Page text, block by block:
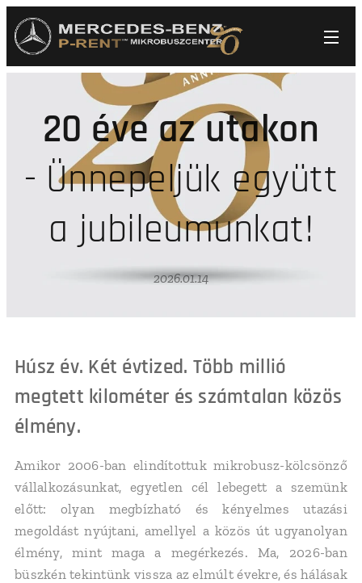
20 éve az utakon
- Ünnepeljük együtt
a jubileumunkat!
2026.01.14
Húsz év. Két évtized. Több millió
megtett kilométer és számtalan közös
élmény.
Amikor 2006-ban elindítottuk mikrobusz-kölcsönző
vállalkozásunkat, egyetlen cél lebegett a szemünk
előtt: olyan megbízható és kényelmes utazási
megoldást nyújtani, amellyel a közös út ugyanolyan
élmény, mint maga a megérkezés. Ma, 2026-ban
büszkén tekintünk vissza az elmúlt évekre, és hálásak